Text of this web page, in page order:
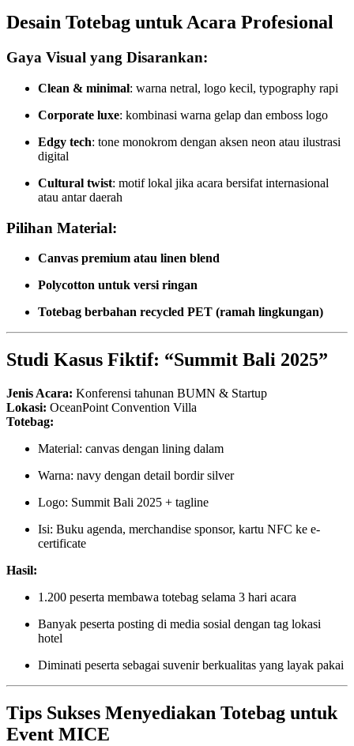
Desain Totebag untuk Acara Profesional
Gaya Visual yang Disarankan:
Clean & minimal: warna netral, logo kecil, typography rapi
Corporate luxe: kombinasi warna gelap dan emboss logo
Edgy tech: tone monokrom dengan aksen neon atau ilustrasi
digital
Cultural twist: motif lokal jika acara bersifat internasional
atau antar daerah
Pilihan Material:
Canvas premium atau linen blend
Polycotton untuk versi ringan
Totebag berbahan recycled PET (ramah lingkungan)
Studi Kasus Fiktif: “Summit Bali 2025”
Jenis Acara: Konferensi tahunan BUMN & Startup
Lokasi: OceanPoint Convention Villa
Totebag:
Material: canvas dengan lining dalam
Warna: navy dengan detail bordir silver
Logo: Summit Bali 2025 + tagline
Isi: Buku agenda, merchandise sponsor, kartu NFC ke e-
certificate
Hasil:
1.200 peserta membawa totebag selama 3 hari acara
Banyak peserta posting di media sosial dengan tag lokasi
hotel
Diminati peserta sebagai suvenir berkualitas yang layak pakai
Tips Sukses Menyediakan Totebag untuk
Event MICE